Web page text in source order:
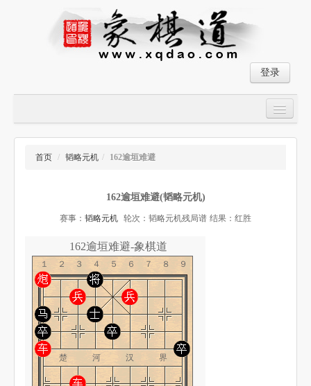
登录
大师对局
象棋小游戏
首页 / 韬略元机 / 162逾垣难避
162逾垣难避(韬略元机)
赛事： 韬略元机 轮次：韬略元机残局谱 结果：红胜
162逾垣难避-象棋道
１２３４５６７８９
楚 河 汉 界